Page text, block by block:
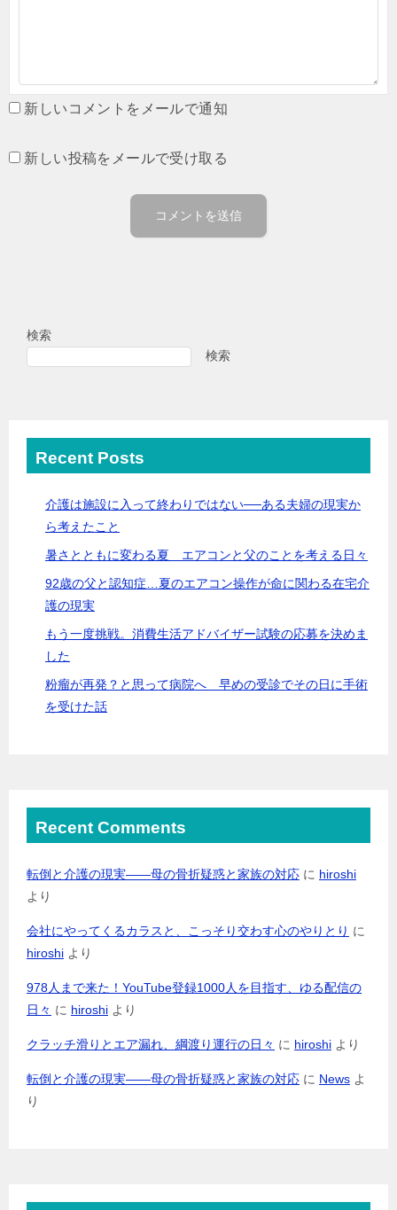
新しいコメントをメールで通知
新しい投稿をメールで受け取る
検索
検索
Recent Posts
介護は施設に入って終わりではない──ある夫婦の現実か
ら考えたこと
暑さとともに変わる夏 エアコンと父のことを考える日々
92歳の父と認知症…夏のエアコン操作が命に関わる在宅介
護の現実
もう一度挑戦。消費生活アドバイザー試験の応募を決めま
した
粉瘤が再発？と思って病院へ 早めの受診でその日に手術
を受けた話
Recent Comments
転倒と介護の現実――母の骨折疑惑と家族の対応 に hiroshi
より
会社にやってくるカラスと、こっそり交わす心のやりとり に
hiroshi より
978人まで来た！YouTube登録1000人を目指す、ゆる配信の
日々 に hiroshi より
クラッチ滑りとエア漏れ、綱渡り運行の日々 に hiroshi より
転倒と介護の現実――母の骨折疑惑と家族の対応 に News よ
り